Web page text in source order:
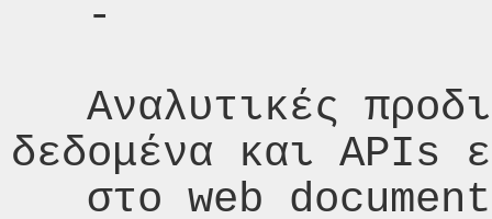
δεδομένα και APIs